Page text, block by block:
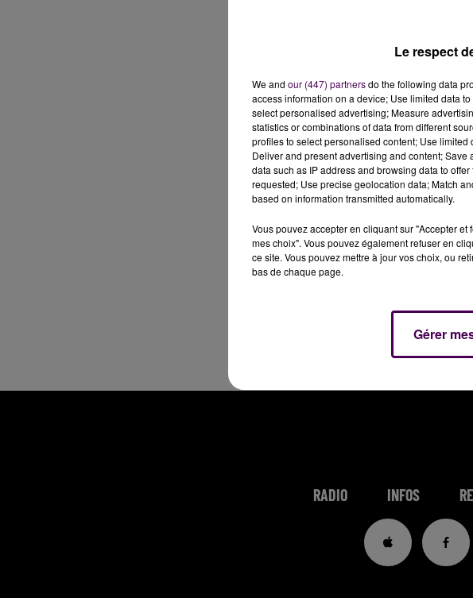
RADIO INFOS
Le respect
We and our (447) partnersdo the following data
access information on a device; Use limited data
select personalised advertising; Measure
statistics or combinations of data from different
profiles to select personalised content; Use
Deliver and present advertising and content;
data such as IP address and browsing data to
requested; Use precise geolocation data; Match
based on information transmitted automatically.
Vous pouvez accepter en cliquant sur "Accepter
mes choix". Vous pouvez également refuser en
ce site. Vous pouvez mettre à jour vos choix, ou
bas de chaque page.
Gérer